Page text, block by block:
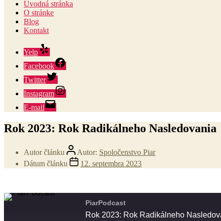
Úvodná stránka
O stránke
Blog
Kontakt
Yelp
Facebook
Twitter
Instagram
E-mail
Rok 2023: Rok Radikálneho Nasledovania
Autor článku Autor: Spoločenstvo Piar
Dátum článku
12. septembra 2023
PiarPodcast
Rok 2023: Rok Radikálneho